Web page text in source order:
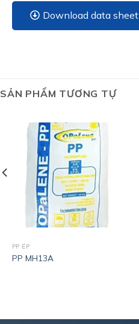
Download data sheet
SẢN PHẨM TƯƠNG TỰ
PP ÉP
PP MH13A